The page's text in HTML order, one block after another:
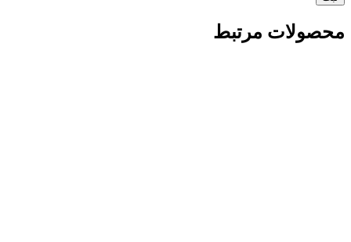
محصولات مرتبط